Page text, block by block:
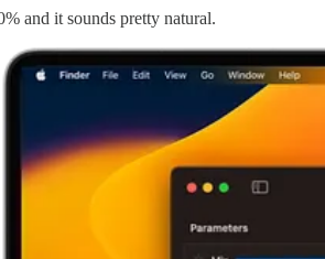
and it sounds pretty natural.